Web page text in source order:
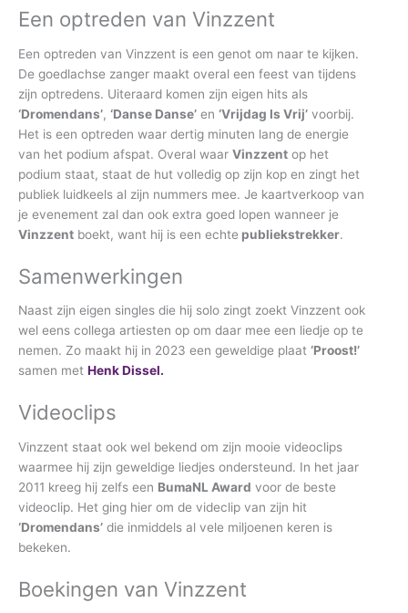
Een optreden van Vinzzent
Een optreden van Vinzzent is een genot om naar te kijken.
De goedlachse zanger maakt overal een feest van tijdens
zijn optredens. Uiteraard komen zijn eigen hits als
‘Dromendans’, ‘Danse Danse’ en ‘Vrijdag Is Vrij’ voorbij.
Het is een optreden waar dertig minuten lang de energie
van het podium afspat. Overal waar Vinzzent op het
podium staat, staat de hut volledig op zijn kop en zingt het
publiek luidkeels al zijn nummers mee. Je kaartverkoop van
je evenement zal dan ook extra goed lopen wanneer je
Vinzzent boekt, want hij is een echte publiekstrekker.
Samenwerkingen
Naast zijn eigen singles die hij solo zingt zoekt Vinzzent ook
wel eens collega artiesten op om daar mee een liedje op te
nemen. Zo maakt hij in 2023 een geweldige plaat ‘Proost!’
samen met Henk Dissel.
Videoclips
Vinzzent staat ook wel bekend om zijn mooie videoclips
waarmee hij zijn geweldige liedjes ondersteund. In het jaar
2011 kreeg hij zelfs een BumaNL Award voor de beste
videoclip. Het ging hier om de videclip van zijn hit
‘Dromendans’ die inmiddels al vele miljoenen keren is
bekeken.
Boekingen van Vinzzent